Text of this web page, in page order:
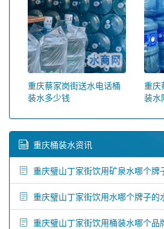
重庆蔡家岗街送水电话桶
装水多少钱
重庆
装水
重庆桶装水资讯
重庆璧山丁家街饮用矿泉水哪个牌
重庆璧山丁家街饮用水哪个牌子的
重庆璧山丁家街饮用桶装水哪个品